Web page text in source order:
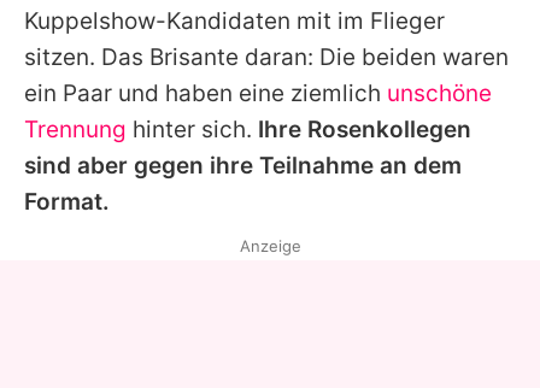
Kuppelshow-Kandidaten mit im Flieger
sitzen. Das Brisante daran: Die beiden waren
ein Paar und haben eine ziemlich unschöne
Trennung hinter sich. Ihre Rosenkollegen
sind aber gegen ihre Teilnahme an dem
Format.
Anzeige